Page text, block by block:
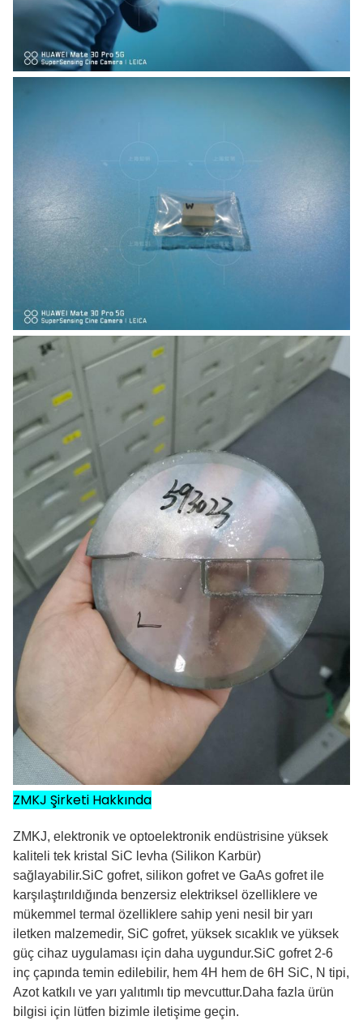
ZMKJ Şirketi Hakkında
ZMKJ, elektronik ve optoelektronik endüstrisine yüksek
kaliteli tek kristal SiC levha (Silikon Karbür)
sağlayabilir.SiC gofret, silikon gofret ve GaAs gofret ile
karşılaştırıldığında benzersiz elektriksel özelliklere ve
mükemmel termal özelliklere sahip yeni nesil bir yarı
iletken malzemedir, SiC gofret, yüksek sıcaklık ve yüksek
güç cihaz uygulaması için daha uygundur.SiC gofret 2-6
inç çapında temin edilebilir, hem 4H hem de 6H SiC, N tipi,
Azot katkılı ve yarı yalıtımlı tip mevcuttur.Daha fazla ürün
bilgisi için lütfen bizimle iletişime geçin.